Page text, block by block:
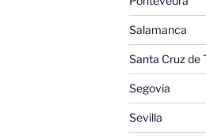
Salamanca
Santa Cruz de
Segovia
Sevilla